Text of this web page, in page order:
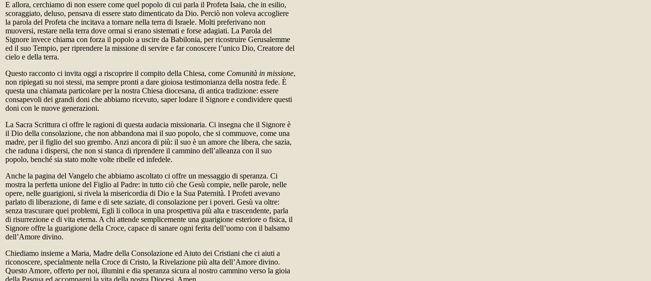
E allora, cerchiamo di non essere come quel popolo di cui parla il Profeta Isaia, che in esilio,
scoraggiato, deluso, pensava di essere stato dimenticato da Dio. Perciò non voleva accogliere
la parola del Profeta che incitava a tornare nella terra di Israele. Molti preferivano non
muoversi, restare nella terra dove ormai si erano sistemati e forse adagiati. La Parola del
Signore invece chiama con forza il popolo a uscire da Babilonia, per ricostruire Gerusalemme
ed il suo Tempio, per riprendere la missione di servire e far conoscere l’unico Dio, Creatore del
cielo e della terra.
Questo racconto ci invita oggi a riscoprire il compito della Chiesa, come Comunità in missione,
non ripiegati su noi stessi, ma sempre pronti a dare gioiosa testimonianza della nostra fede. È
questa una chiamata particolare per la nostra Chiesa diocesana, di antica tradizione: essere
consapevoli dei grandi doni che abbiamo ricevuto, saper lodare il Signore e condividere questi
doni con le nuove generazioni.
La Sacra Scrittura ci offre le ragioni di questa audacia missionaria. Ci insegna che il Signore è
il Dio della consolazione, che non abbandona mai il suo popolo, che si commuove, come una
madre, per il figlio del suo grembo. Anzi ancora di più: il suo è un amore che libera, che sazia,
che raduna i dispersi, che non si stanca di riprendere il cammino dell’alleanza con il suo
popolo, benché sia stato molte volte ribelle ed infedele.
Anche la pagina del Vangelo che abbiamo ascoltato ci offre un messaggio di speranza. Ci
mostra la perfetta unione del Figlio al Padre: in tutto ciò che Gesù compie, nelle parole, nelle
opere, nelle guarigioni, si rivela la misericordia di Dio e la Sua Paternità. I Profeti avevano
parlato di liberazione, di fame e di sete saziate, di consolazione per i poveri. Gesù va oltre:
senza trascurare quei problemi, Egli li colloca in una prospettiva più alta e trascendente, parla
di risurrezione e di vita eterna. A chi attende semplicemente una guarigione esteriore o fisica, il
Signore offre la guarigione della Croce, capace di sanare ogni ferita dell’uomo con il balsamo
dell’Amore divino.
Chiediamo insieme a Maria, Madre della Consolazione ed Aiuto dei Cristiani che ci aiuti a
riconoscere, specialmente nella Croce di Cristo, la Rivelazione più alta dell’Amore divino.
Questo Amore, offerto per noi, illumini e dia speranza sicura al nostro cammino verso la gioia
della Pasqua ed accompagni la vita della nostra Diocesi. Amen.